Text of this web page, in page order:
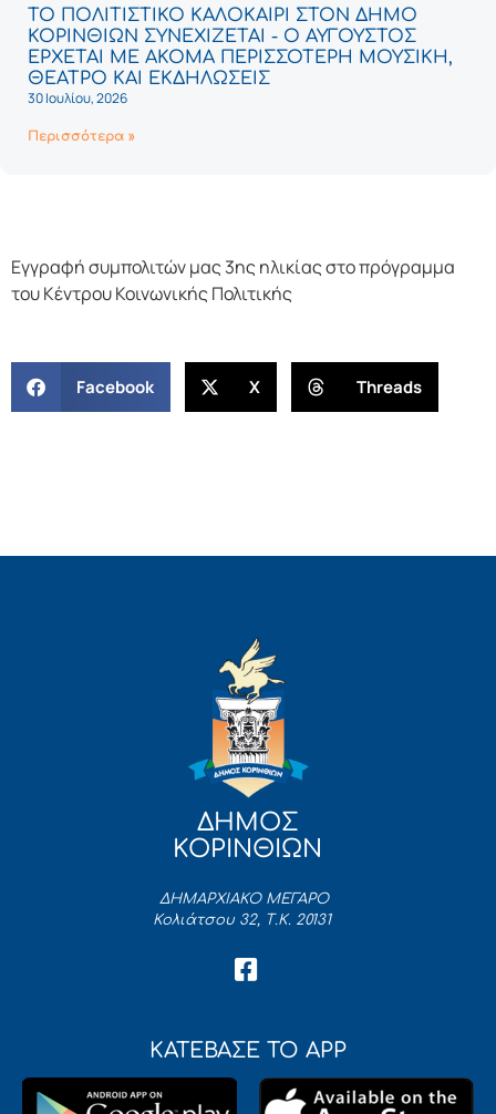
ΤΟ ΠΟΛΙΤΙΣΤΙΚΟ ΚΑΛΟΚΑΙΡΙ ΣΤΟΝ ΔΗΜΟ
ΚΟΡΙΝΘΙΩΝ ΣΥΝΕΧΙΖΕΤΑΙ - Ο ΑΥΓΟΥΣΤΟΣ
ΕΡΧΕΤΑΙ ΜΕ ΑΚΟΜΑ ΠΕΡΙΣΣΟΤΕΡΗ ΜΟΥΣΙΚΗ,
ΘΕΑΤΡΟ ΚΑΙ ΕΚΔΗΛΩΣΕΙΣ
30 Ιουλίου, 2026
Περισσότερα »
Εγγραφή συμπολιτών μας 3ης ηλικίας στο πρόγραμμα
του Κέντρου Κοινωνικής Πολιτικής
Facebook X Threads
ΔΗΜΟΣ
ΚΟΡΙΝΘΙΩΝ
ΔΗΜΑΡΧΙΑΚΟ ΜΕΓΑΡΟ
Κολιάτσου 32, Τ.Κ. 20131
ΚΑΤΕΒΑΣΕ ΤΟ APP